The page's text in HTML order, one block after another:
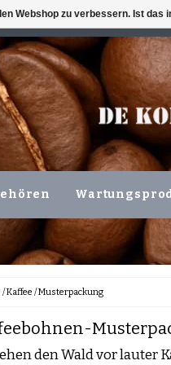
VOLGENDE
/Kaffee /Musterpackung
den Wald vor lauter
Webshop zu verbessern. Ist das